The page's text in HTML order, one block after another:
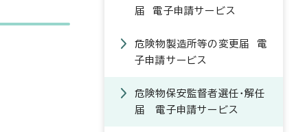
届 電子申請サービス
危険物製造所等の変更届 電
子申請サービス
危険物保安監督者選任・解任
届 電子申請サービス